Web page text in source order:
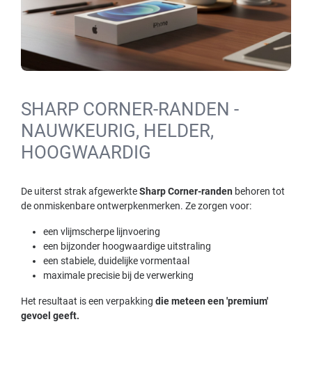
SHARP CORNER-RANDEN -
NAUWKEURIG, HELDER,
HOOGWAARDIG
De uiterst strak afgewerkteSharp Corner-randen behoren tot
de onmiskenbare ontwerpkenmerken. Ze zorgen voor:
een vlijmscherpe lijnvoering
een bijzonder hoogwaardige uitstraling
een stabiele, duidelijke vormentaal
maximale precisie bij de verwerking
Het resultaat is een verpakking die meteen een 'premium'
gevoel geeft.